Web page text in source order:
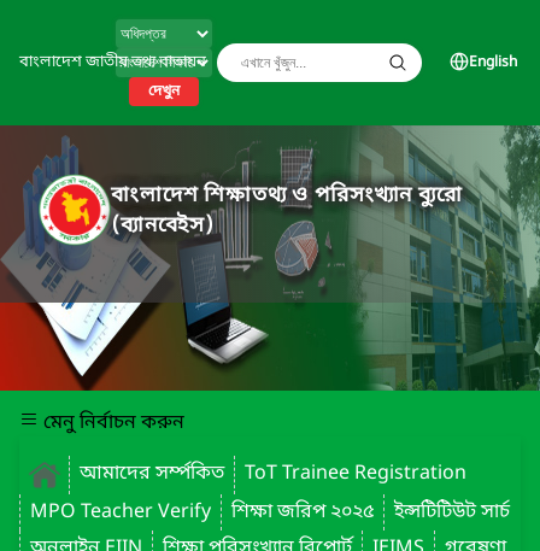
বাংলাদেশ জাতীয় তথ্য বাতায়ন
দেখুন
English
বাংলাদেশ শিক্ষাতথ্য ও পরিসংখ্যান ব্যুরো
(ব্যানবেইস)
মেনু নির্বাচন করুন
আমাদের সর্ম্পকিত
ToT Trainee Registration
MPO Teacher Verify
শিক্ষা জরিপ ২০২৫
ইন্সটিটিউট সার্চ